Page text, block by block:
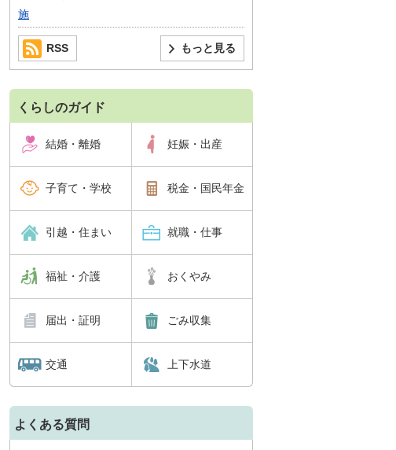
施
もっと見る
RSS
くらしのガイド
結婚・離婚 妊娠・出産
子育て・学校 税金・国民年金
引越・住まい 就職・仕事
福祉・介護 おくやみ
届出・証明 ごみ収集
交通 上下水道
よくある質問